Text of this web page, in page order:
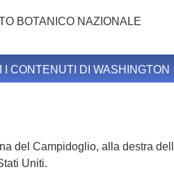
BOTANICO NAZIONALE
I CONTENUTI DI WASHINGTON
del Campidoglio, alla destra
Uniti.